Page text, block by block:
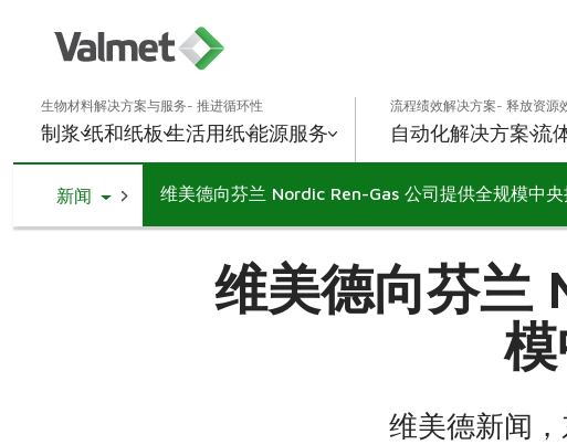
生物材料解决方案与服务- 推进循环性
制浆 纸和纸板 生活用纸能源服务
流程绩效解决方案- 释放资源
自动化解决方案流
新闻 Toggle Dropdown
维美德向芬兰 Nordic Ren-Gas 公司提供全规模中
维美德向芬兰
维美德新闻